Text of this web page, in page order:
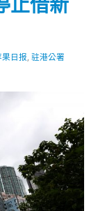
果日报,驻港公署